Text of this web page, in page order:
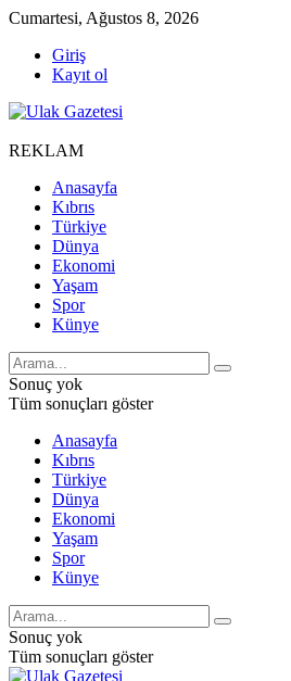
Cumartesi, Ağustos 8, 2026
Giriş
Kayıt ol
REKLAM
Anasayfa
Kıbrıs
Türkiye
Dünya
Ekonomi
Yaşam
Spor
Künye
Sonuç yok
Tüm sonuçları göster
Anasayfa
Kıbrıs
Türkiye
Dünya
Ekonomi
Yaşam
Spor
Künye
Sonuç yok
Tüm sonuçları göster